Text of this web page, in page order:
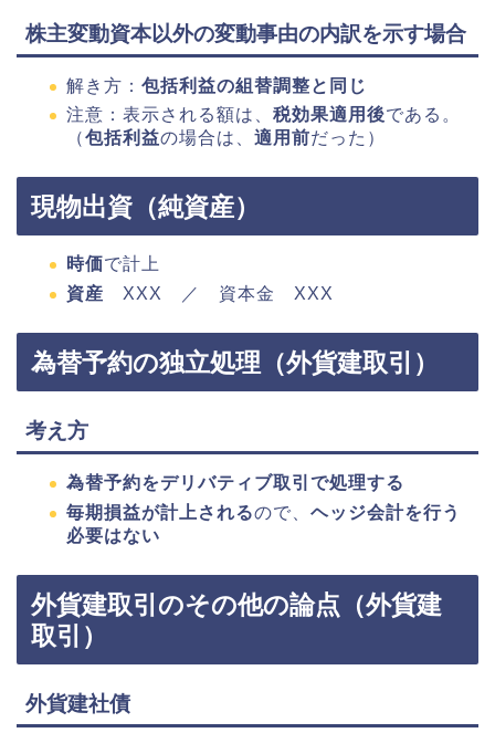
株主変動資本以外の変動事由の内訳を示す場合
解き方： 包括利益の組替調整と同じ
注意：表示される額は、 税効果適用後である。
（包括利益の場合は、 適用前だった）
現物出資（純資産）
時価で計上
資産 XXX ／ 資本金 XXX
為替予約の独立処理（外貨建取引）
考え方
為替予約をデリバティブ取引で処理する
毎期損益が計上されるので、 ヘッジ会計を行う
必要はない
外貨建取引のその他の論点（外貨建
取引）
外貨建社債